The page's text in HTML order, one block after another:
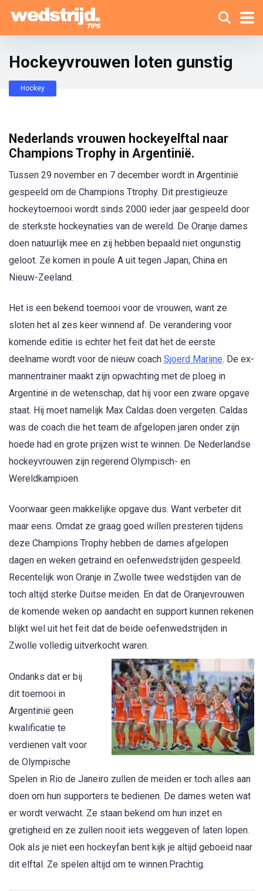
Hockeyvrouwen loten gunstig
Hockey
Nederlands vrouwen hockeyelftal naar
Champions Trophy in Argentinië.
Tussen 29 november en 7 december wordt in Argentinië
gespeeld om de Champions Ttrophy. Dit prestigieuze
hockeytoernooi wordt sinds 2000 ieder jaar gespeeld door
de sterkste hockeynaties van de wereld. De Oranje dames
doen natuurlijk mee en zij hebben bepaald niet ongunstig
geloot. Ze komen in poule A uit tegen Japan, China en
Nieuw-Zeeland.
Het is een bekend toernooi voor de vrouwen, want ze
sloten het al zes keer winnend af. De verandering voor
komende editie is echter het feit dat het de eerste
deelname wordt voor de nieuw coach Sjoerd Marijne. De ex-
mannentrainer maakt zijn opwachting met de ploeg in
Argentinë in de wetenschap, dat hij voor een zware opgave
staat. Hij moet namelijk Max Caldas doen vergeten. Caldas
was de coach die het team de afgelopen jaren onder zijn
hoede had en grote prijzen wist te winnen. De Nederlandse
hockeyvrouwen zijn regerend Olympisch- en
Wereldkampioen.
Voorwaar geen makkelijke opgave dus. Want verbeter dit
maar eens. Omdat ze graag goed willen presteren tijdens
deze Champions Trophy hebben de dames afgelopen
dagen en weken getraind en oefenwedstrijden gespeeld.
Recentelijk won Oranje in Zwolle twee wedstijden van de
toch altijd sterke Duitse meiden. En dat de Oranjevrouwen
de komende weken op aandacht en support kunnen rekenen
blijkt wel uit het feit dat de beide oefenwedstrijden in
Zwolle volledig uitverkocht waren.
Ondanks dat er bij
dit toernooi in
Argentinië geen
kwalificatie te
verdienen valt voor
de Olympische
Spelen in Rio de Janeiro zullen de meiden er toch alles aan
doen om hun supporters te bedienen. De dames weten wat
er wordt verwacht. Ze staan bekend om hun inzet en
gretigheid en ze zullen nooit iets weggeven of laten lopen.
Ook als je niet een hockeyfan bent kijk je altijd geboeid naar
dit elftal. Ze spelen altijd om te winnen.Prachtig.